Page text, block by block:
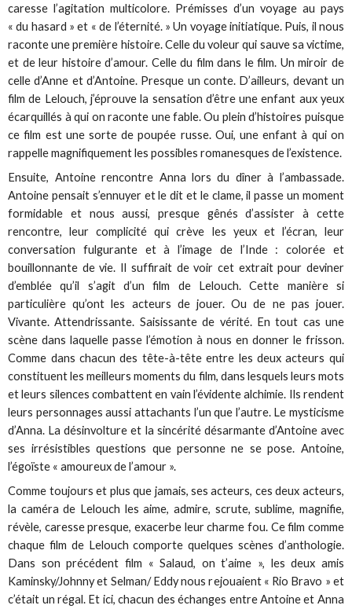
caresse l’agitation multicolore. Prémisses d’un voyage au pays
« du hasard » et « de l’éternité. » Un voyage initiatique. Puis, il nous
raconte une première histoire. Celle du voleur qui sauve sa victime,
et de leur histoire d’amour. Celle du film dans le film. Un miroir de
celle d’Anne et d’Antoine. Presque un conte. D’ailleurs, devant un
film de Lelouch, j’éprouve la sensation d’être une enfant aux yeux
écarquillés à qui on raconte une fable. Ou plein d’histoires puisque
ce film est une sorte de poupée russe. Oui, une enfant à qui on
rappelle magnifiquement les possibles romanesques de l’existence.
Ensuite, Antoine rencontre Anna lors du dîner à l’ambassade.
Antoine pensait s’ennuyer et le dit et le clame, il passe un moment
formidable et nous aussi, presque gênés d’assister à cette
rencontre, leur complicité qui crève les yeux et l’écran, leur
conversation fulgurante et à l’image de l’Inde : colorée et
bouillonnante de vie. Il suffirait de voir cet extrait pour deviner
d’emblée qu’il s’agit d’un film de Lelouch. Cette manière si
particulière qu’ont les acteurs de jouer. Ou de ne pas jouer.
Vivante. Attendrissante. Saisissante de vérité. En tout cas une
scène dans laquelle passe l’émotion à nous en donner le frisson.
Comme dans chacun des tête-à-tête entre les deux acteurs qui
constituent les meilleurs moments du film, dans lesquels leurs mots
et leurs silences combattent en vain l’évidente alchimie. Ils rendent
leurs personnages aussi attachants l’un que l’autre. Le mysticisme
d’Anna. La désinvolture et la sincérité désarmante d’Antoine avec
ses irrésistibles questions que personne ne se pose. Antoine,
l’égoïste « amoureux de l’amour ».
Comme toujours et plus que jamais, ses acteurs, ces deux acteurs,
la caméra de Lelouch les aime, admire, scrute, sublime, magnifie,
révèle, caresse presque, exacerbe leur charme fou. Ce film comme
chaque film de Lelouch comporte quelques scènes d’anthologie.
Dans son précédent film « Salaud, on t’aime », les deux amis
Kaminsky/Johnny et Selman/ Eddy nous rejouaient « Rio Bravo » et
c’était un régal. Et ici, chacun des échanges entre Antoine et Anna